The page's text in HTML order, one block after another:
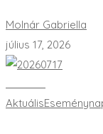
Molnár Gabriella
július 17, 2026
Aktuális